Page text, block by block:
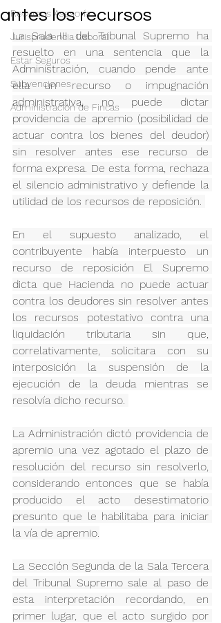
Recursos Asesoría
Jurisprudencia Laboral
Estar Seguros
Subvenciones
Administración de Fincas
antes los recursos
La Sala III del Tribunal Supremo ha
resuelto en una sentencia que la
Administración, cuando pende ante
ella un recurso o impugnación
administrativa, no puede dictar
providencia de apremio (posibilidad de
actuar contra los bienes del deudor)
sin resolver antes ese recurso de
forma expresa. De esta forma, rechaza
el silencio administrativo y defiende la
utilidad de los recursos de reposición.
En el supuesto analizado, el
contribuyente había interpuesto un
recurso de reposición El Supremo
dicta que Hacienda no puede actuar
contra los deudores sin resolver antes
los recursos potestativo contra una
liquidación tributaria sin que,
correlativamente, solicitara con su
interposición la suspensión de la
ejecución de la deuda mientras se
resolvía dicho recurso.
La Administración dictó providencia de
apremio una vez agotado el plazo de
resolución del recurso sin resolverlo,
considerando entonces que se había
producido el acto desestimatorio
presunto que le habilitaba para iniciar
la vía de apremio.
La Sección Segunda de la Sala Tercera
del Tribunal Supremo sale al paso de
esta interpretación recordando, en
primer lugar, que el acto surgido por